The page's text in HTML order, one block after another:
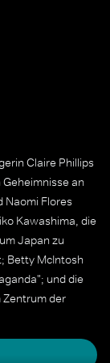
Claire Phillips
an
Naomi Flores
Kawashima, die
Japan zu
Betty McIntosh
und die
Zentrum der
wieder.